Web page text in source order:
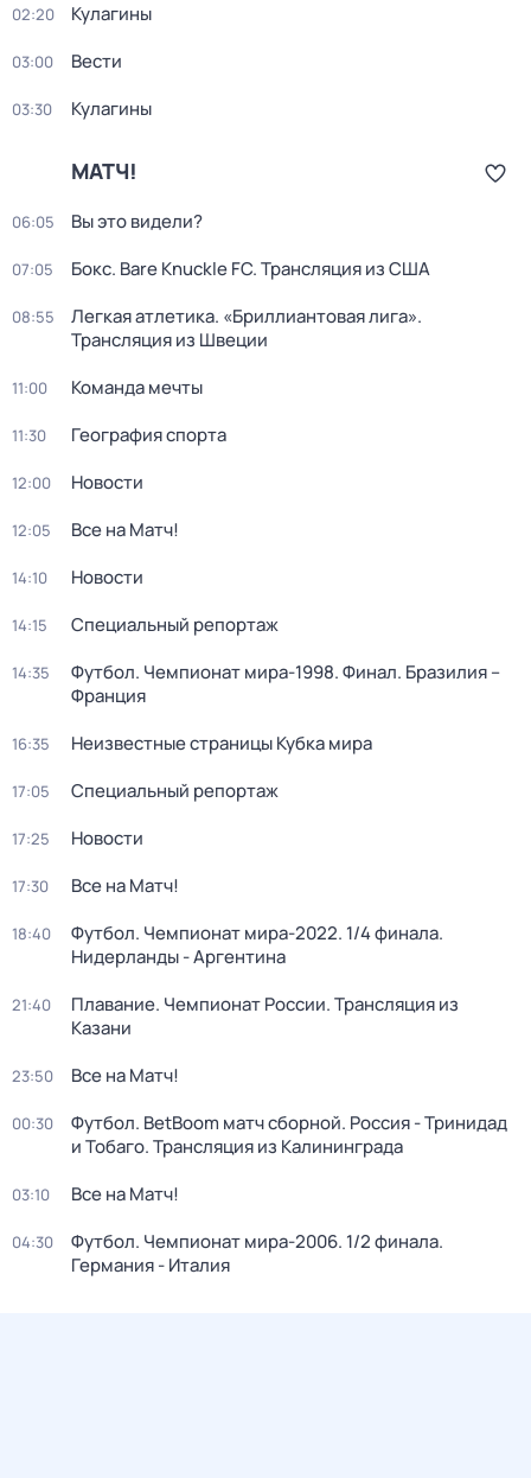
02:20 Кулагины
03:00 Вести
03:30 Кулагины
МАТЧ!
06:05 Вы это видели?
07:05 Бокс. Bare Knuckle FC. Трансляция из США
08:55
Легкая атлетика. «Бриллиантовая лига».
Трансляция из Швеции
11:00 Команда мечты
11:30 География спорта
12:00 Новости
12:05 Все на Матч!
14:10 Новости
14:15 Специальный репортаж
14:35
Футбол. Чемпионат мира-1998. Финал. Бразилия –
Франция
16:35 Неизвестные страницы Кубка мира
17:05 Специальный репортаж
17:25 Новости
17:30 Все на Матч!
18:40
Футбол. Чемпионат мира-2022. 1/4 финала.
Нидерланды - Аргентина
21:40
Плавание. Чемпионат России. Трансляция из
Казани
23:50 Все на Матч!
00:30
Футбол. BetBoom матч сборной. Россия - Тринидад
и Тобаго. Трансляция из Калининграда
03:10 Все на Матч!
04:30
Футбол. Чемпионат мира-2006. 1/2 финала.
Германия - Италия